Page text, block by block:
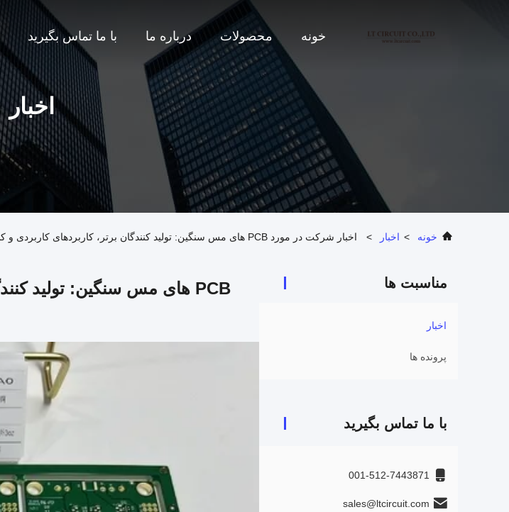
خونه محصولات درباره ما با ما تماس بگیرید
اخبار
خونه > اخبار > اخبار شرکت در مورد PCB های مس سنگین: تولید کنندگان برتر، کاربردهای کاربردی و کاربردهای صنعتی
مناسبت ها
اخبار
پرونده ها
با ما تماس بگیرید
001-512-7443871
sales@ltcircuit.com
PCB های مس سنگین: تولید کنندگان برتر، کاربردهای کاربردی و کاربردهای صنعتی